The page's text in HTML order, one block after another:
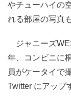
やチューハイの
れる部屋の写真
ジャニーズ
年、コンビニに
員がケータイで
Twitter にアップ